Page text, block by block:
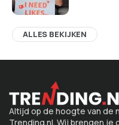
ALLES BEKIJKEN
Altijd op de hoogte van de
Trending.nl. Wij brengen